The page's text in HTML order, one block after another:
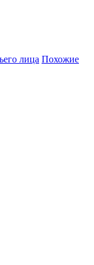
лица Похожие